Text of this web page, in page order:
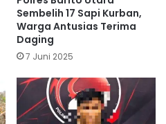
Sembelih 17 Sapi Kurban,
Warga Antusias Terima
Daging
7 Juni 2025